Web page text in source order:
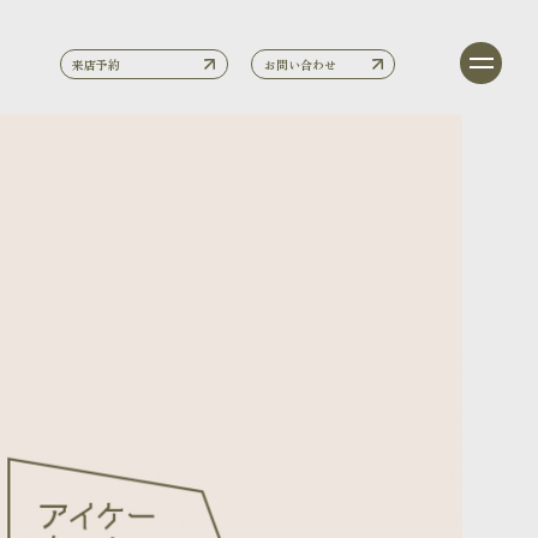
来店予約 お問い合わせ